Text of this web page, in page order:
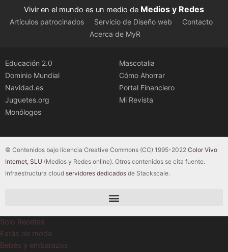
Vivir en el mundo es un medio de Medios y Redes
Artículos patrocinados Servicio de Diseño web
Contacto
Acerca de MyR
Educación 2.0
Dominio Mundial
Navidad.es
Juguetes.org
Monólogos
Mascotalia
Cómo Ahorrar
Portal Financiero
Mi Revista
© Contenidos bajo licencia Creative Commons (CC) 1995-2022 Color Vivo
Internet, SLU (Medios y Redes online). Otros contenidos se cita fuente.
Infraestructura cloud servidores dedicados de Stackscale.
Solo Recetas
Estás de moda
Bebés y embarazos